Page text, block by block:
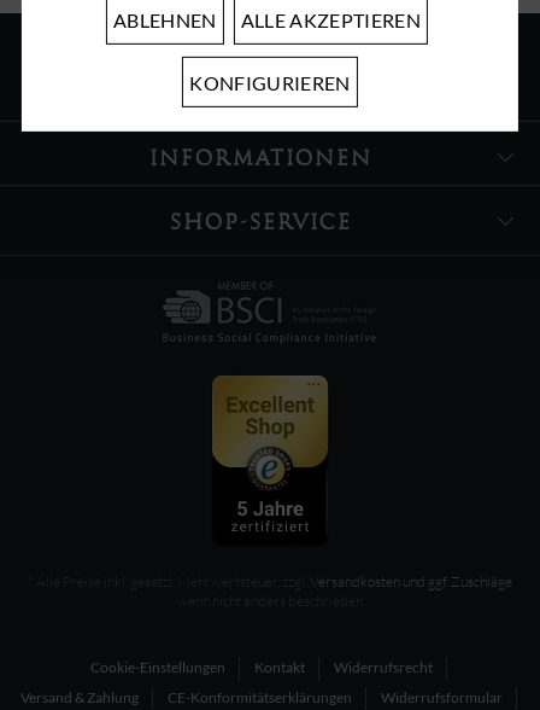
ÜBER UNS
INFORMATIONEN
SHOP-SERVICE
* Alle Preise inkl. gesetzl. Mehrwertsteuer, zzgl. Versandkosten und ggf. Zuschläge
wenn nicht anders beschrieben
Cookie-Einstellungen Kontakt
Widerrufsrecht
Versand & Zahlung
CE-Konformitätserklärungen
Widerrufsformular
ABLEHNEN ALLE AKZEPTIEREN
KONFIGURIEREN